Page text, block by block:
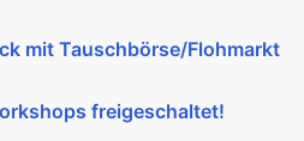
mit Tauschbörse/Flohmarkt
freigeschaltet!